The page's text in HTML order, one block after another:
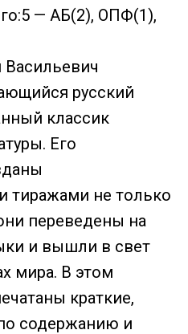
— АБ(2), ОПФ(1),
русский
классик
Его
тиражами не только
переведены на
и вышли в свет
мира. В этом
краткие,
содержанию и